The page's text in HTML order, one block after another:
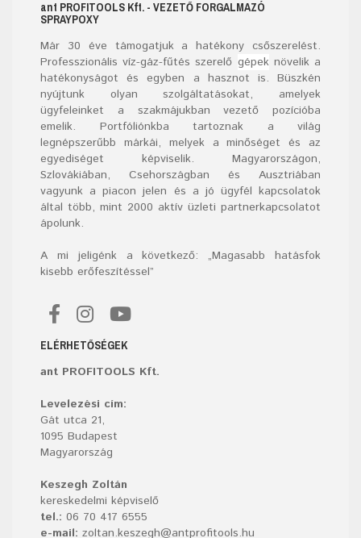
ant PROFITOOLS Kft. - VEZETŐ FORGALMAZÓ
SPRAYPOXY
Már 30 éve támogatjuk a hatékony csőszerelést.
Professzionális víz-gáz-fűtés szerelő gépeknövelik a
hatékonyságot és egyben a hasznot is. Büszkén
nyújtunk olyan szolgáltatásokat, amelyek
ügyfeleinket a szakmájukban vezető pozícióba
emelik. Portfóliónkba tartoznak a világ
legnépszerűbb márkái, melyek a minőséget és az
egyediséget képviselik. Magyarországon,
Szlovákiában, Csehországban és Ausztriában
vagyunk a piacon jelen és a jó ügyfél kapcsolatok
által több, mint 2000 aktív üzleti partnerkapcsolatot
ápolunk.
A mi jeligénk a következő: „Magasabb hatásfok
kisebb erőfeszítéssel”
ELÉRHETŐSÉGEK
ant PROFITOOLS Kft.
Levelezési cím:
Gát utca 21,
1095 Budapest
Magyarország
Keszegh Zoltán
kereskedelmi képviselő
tel.: 06 70 417 6555
e-mail: zoltan.keszegh@antprofitools.hu